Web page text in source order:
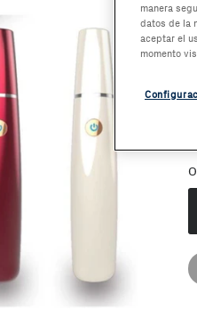
manera
datos de la
aceptar el
momento